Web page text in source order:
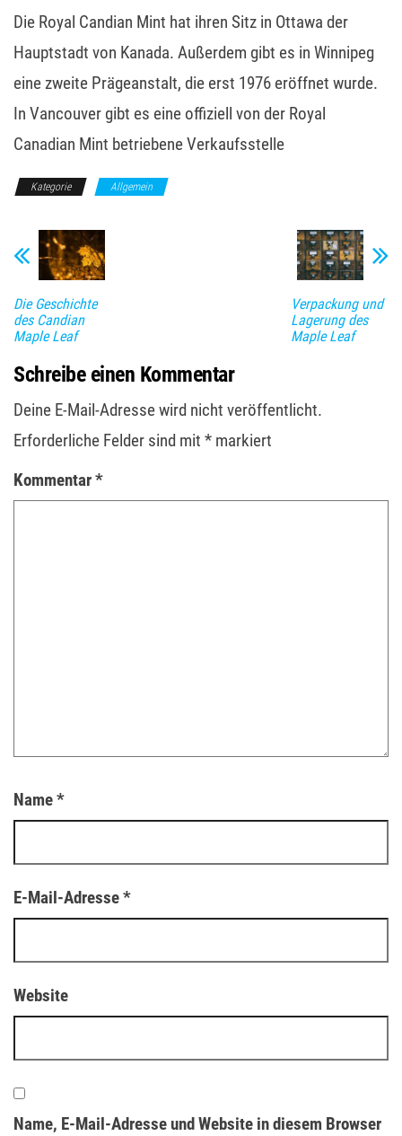
Die Royal Candian Mint hat ihren Sitz in Ottawa der
Hauptstadt von Kanada. Außerdem gibt es in Winnipeg
eine zweite Prägeanstalt, die erst 1976 eröffnet wurde.
In Vancouver gibt es eine offiziell von der Royal
Canadian Mint betriebene Verkaufsstelle
Kategorie Allgemein
Die Geschichte
des Candian
Maple Leaf
Verpackung und
Lagerung des
Maple Leaf
Schreibe einen Kommentar
Deine E-Mail-Adresse wird nicht veröffentlicht.
Erforderliche Felder sind mit * markiert
Kommentar*
Name*
E-Mail-Adresse*
Website
Name, E-Mail-Adresse und Website in diesem Browser